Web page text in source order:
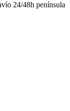
24/48h península